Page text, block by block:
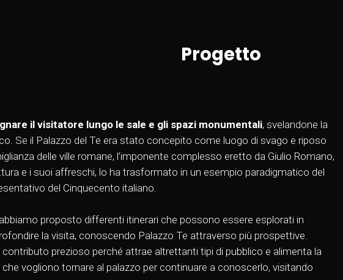
Progetto
il visitatore lungo le sale e gli spazi monumentali, svelandone la
Se il Palazzo del Te era stato concepito come luogo di svago e riposo
delle ville romane, l’imponente complesso eretto da Giulio Romano,
e i suoi affreschi, lo ha trasformato in un esempio paradigmatico del
del Cinquecento italiano.
abbiamo proposto differenti itinerari che possono essere esplorati in
la visita, conoscendo Palazzo Te attraverso più prospettive.
prezioso perché attrae altrettanti tipi di pubblico e alimenta la
vogliono tornare al palazzo per continuare a conoscerlo, visitando